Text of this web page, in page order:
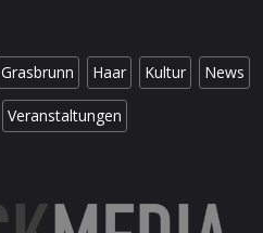
Grasbrunn Haar Kultur News
Veranstaltungen